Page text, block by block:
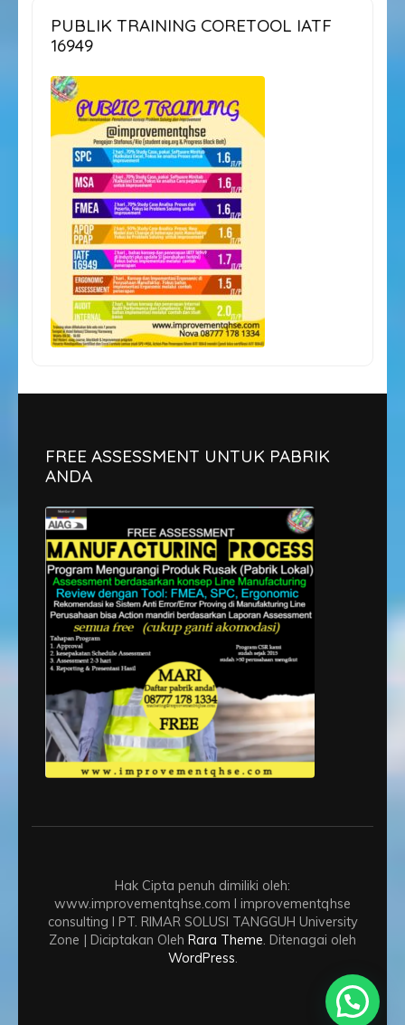
PUBLIK TRAINING CORETOOL IATF
16949
FREE ASSESSMENT UNTUK PABRIK
ANDA
Hak Cipta penuh dimiliki oleh:
www.improvementqhse.com I improvementqhse
consulting I PT. RIMAR SOLUSI TANGGUH University
Zone | Diciptakan Oleh Rara Theme. Ditenagai oleh
WordPress.